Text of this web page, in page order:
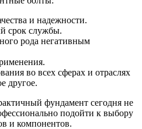
и надежности.
срок службы.
рода негативным
во всех сферах и отраслях
другое.
фундамент сегодня не
подойти к выбору
и компонентов.